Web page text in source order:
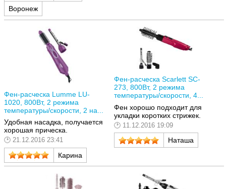
Воронеж
Фен-расческа Lumme LU-
1020, 800Вт, 2 режима
температуры/скорости, 2 на...
Удобная насадка, получается
хорошая прическа.
21.12.2016 23:41
Карина
Фен-расческа Scarlett SC-
273, 800Вт, 2 режима
температуры/скорости, 4...
Фен хорошо подходит для
укладки коротких стрижек.
11.12.2016 19:09
Наташа